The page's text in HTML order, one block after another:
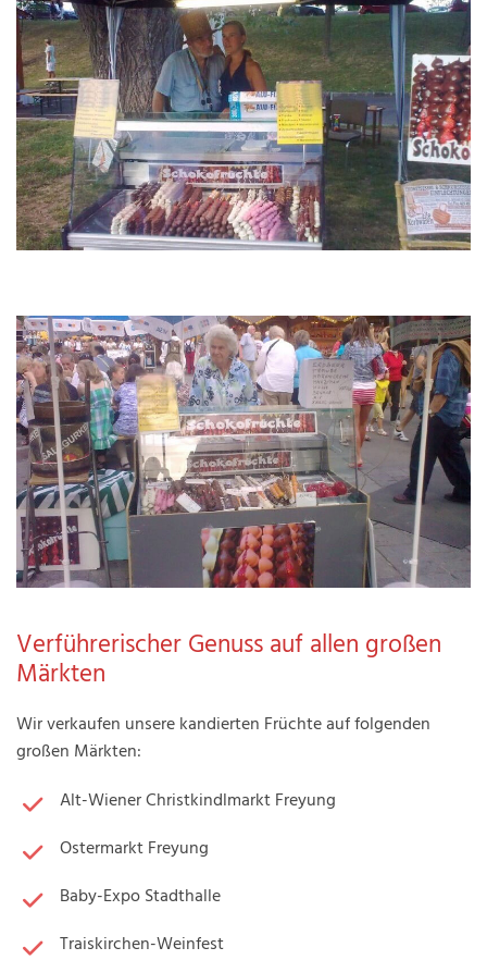
Verführerischer Genuss auf allen großen
Märkten
Wir verkaufen unsere kandierten Früchte auf folgenden
großen Märkten:
Alt-Wiener Christkindlmarkt Freyung
Ostermarkt Freyung
Baby-Expo Stadthalle
Traiskirchen-Weinfest